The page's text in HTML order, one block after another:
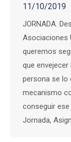
11/10/2019
JORNADA.
Asociaciones
queremos
que
persona se lo
mecanismo
conseguir
Jornada,